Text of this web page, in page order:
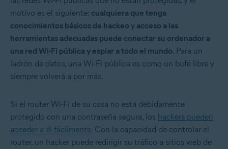
motivo es el siguiente: cualquiera que tenga
conocimientos básicos de hackeo y acceso a las
herramientas adecuadas puede conectar su ordenador a
una red Wi-Fi pública y espiar a todo el mundo. Para un
ladrón de datos, una Wi-Fi pública es como un bufé libre y
siempre volverá a por más.
Si el router Wi-Fi de su casa no está debidamente
protegido con una contraseña segura, los hackers pueden
acceder a él fácilmente. Con la capacidad de controlar el
router, un hacker puede redirigir su tráfico a sitios web de